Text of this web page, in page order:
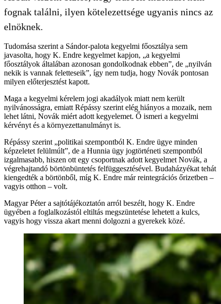
fognak találni, ilyen kötelezettsége ugyanis nincs az
elnöknek.
Tudomása szerint a Sándor-palota kegyelmi főosztálya sem
javasolta, hogy K. Endre kegyelmet kapjon, „a kegyelmi
főosztályok általában azonosan gondolkodnak ebben”, de „nyilván
nekik is vannak feletteseik”, így nem tudja, hogy Novák pontosan
milyen előterjesztést kapott.
Maga a kegyelmi kérelem jogi akadályok miatt nem került
nyilvánosságra, emiatt Répássy szerint elég hiányos a mozaik, nem
lehet látni, Novák miért adott kegyelemet. Ő ismeri a kegyelmi
kérvényt és a környezettanulmányt is.
Répássy szerint „politikai szempontból K. Endre ügye minden
képzeletet felülmúlt”, de a Hunnia ügy jogtörténeti szempontból
izgalmasabb, hiszen ott egy csoportnak adott kegyelmet Novák, a
végrehajtandó börtönbüntetés felfüggesztésével. Budaházyékat tehát
kiengedték a börtönből, míg K. Endre már reintegrációs őrizetben –
vagyis otthon – volt.
Magyar Péter a sajtótájékoztatón arról beszélt, hogy K. Endre
ügyében a foglalkozástól eltiltás megszüntetése lehetett a kulcs,
vagyis hogy vissza akart menni dolgozni a gyerekek közé.